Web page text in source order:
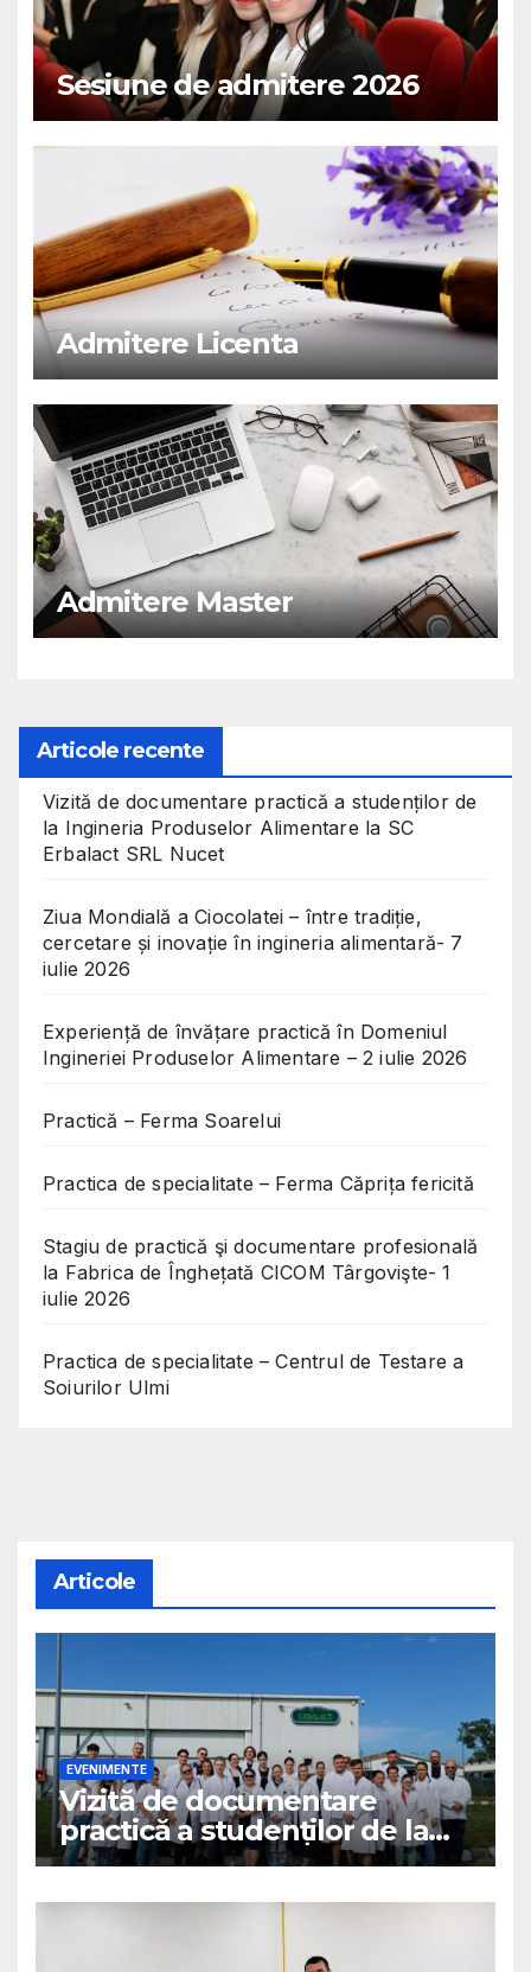
Sesiune de admitere 2026
Admitere Licenta
Admitere Master
Articole recente
Vizită de documentare practică a studenților de
la Ingineria Produselor Alimentare la SC
Erbalact SRL Nucet
Ziua Mondială a Ciocolatei – între tradiție,
cercetare și inovație în ingineria alimentară- 7
iulie 2026
Experiență de învățare practică în Domeniul
Ingineriei Produselor Alimentare – 2 iulie 2026
Practică – Ferma Soarelui
Practica de specialitate – Ferma Căprița fericită
Stagiu de practică şi documentare profesională
la Fabrica de Înghețată CICOM Târgovişte- 1
iulie 2026
Practica de specialitate – Centrul de Testare a
Soiurilor Ulmi
Articole
EVENIMENTE
Vizită de documentare
practică a studenților de la
Ingineria Produselor